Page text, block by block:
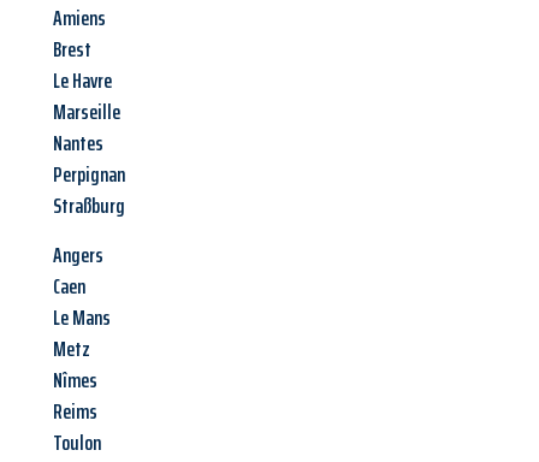
Amiens
Brest
Le Havre
Marseille
Nantes
Perpignan
Straßburg
Angers
Caen
Le Mans
Metz
Nîmes
Reims
Toulon